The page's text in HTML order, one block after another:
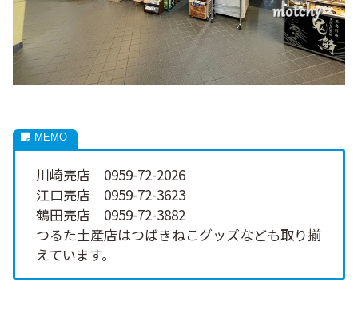
川崎売店 0959-72-2026
江口売店 0959-72-3623
鶴田売店 0959-72-3882
つるた土産店はつばきねこグッズなども取り揃
えています。